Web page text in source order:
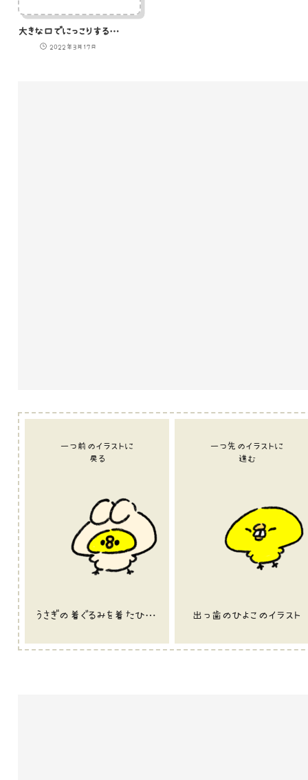
大きな口でにっこりするパンダのイラスト
2022年3月17日
一つ前のイラストに
戻る
うさぎの着ぐるみを着たひよこのイラスト
一つ先のイラストに
進む
出っ歯のひよこのイラスト